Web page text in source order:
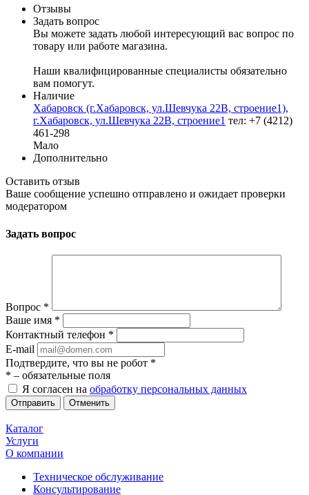
Отзывы
Задать вопрос
Вы можете задать любой интересующий вас вопрос по
товару или работе магазина.
Наши квалифицированные специалисты обязательно
вам помогут.
Наличие
Хабаровск (г.Хабаровск, ул.Шевчука 22В, строение1),
г.Хабаровск, ул.Шевчука 22В, строение1 тел: +7 (4212)
461-298
Мало
Дополнительно
Оставить отзыв
Ваше сообщение успешно отправлено и ожидает проверки
модератором
Задать вопрос
Вопрос *
Ваше имя *
Контактный телефон *
E-mail
Подтвердите, что вы не робот *
* – обязательные поля
Я согласен на обработку персональных данных
Отменить
Каталог
Услуги
О компании
Техническое обслуживание
Консультирование